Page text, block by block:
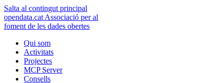
Salta al contingut principal
opendata.cat Associació per al
foment de les dades obertes
Qui som
Activitats
Projectes
MCP Server
Consells